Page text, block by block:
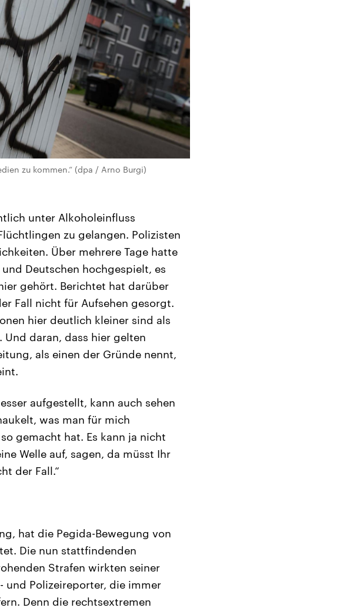
zu kommen.“ (dpa / Arno Burgi)
unter Alkoholeinfluss
zu gelangen. Polizisten
Über mehrere Tage hatte
Deutschen hochgespielt, es
gehört. Berichtet hat darüber
Fall nicht für Aufsehen gesorgt.
hier deutlich kleiner sind als
daran, dass hier gelten
als einen der Gründe nennt,
aufgestellt, kann auch sehen
was man für mich
gemacht hat. Es kann ja nicht
Welle auf, sagen, da müsst Ihr
der Fall.“
hat die Pegida-Bewegung von
Die nun stattfindenden
Strafen wirkten seiner
und Polizeireporter, die immer
Denn die rechtsextremen